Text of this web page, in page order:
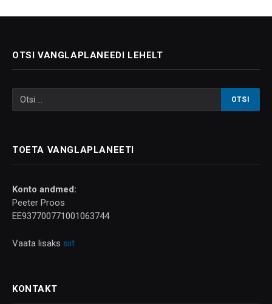
OTSI VANGLAPLANEEDI LEHELT
TOETA VANGLAPLANEETI
Konto andmed:
Peeter Proos
EE937700771001063744
Vaata lisaks siit
KONTAKT